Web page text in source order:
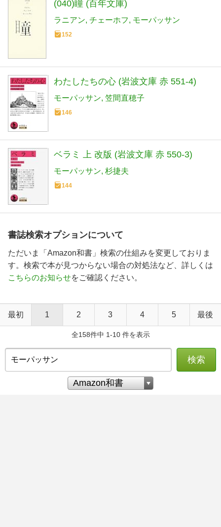
(040)瞳 (百年文庫)
ラニアン チェーホフ モーパッサン
152
わたしたちの心 (岩波文庫 赤 551-4)
モーパッサン 笠間直穂子
146
ベラミ 上 改版 (岩波文庫 赤 550-3)
モーパッサン 杉捷夫
144
書誌検索オプションについて
ただいま「Amazon和書」検索の仕組みを変更しておりま
す。検索で本が見つからない場合の対処法など、詳しくは
こちらのお知らせをご確認ください。
最初 1 2 3 4 5 最後
全158件中 1-10 件を表示
検索